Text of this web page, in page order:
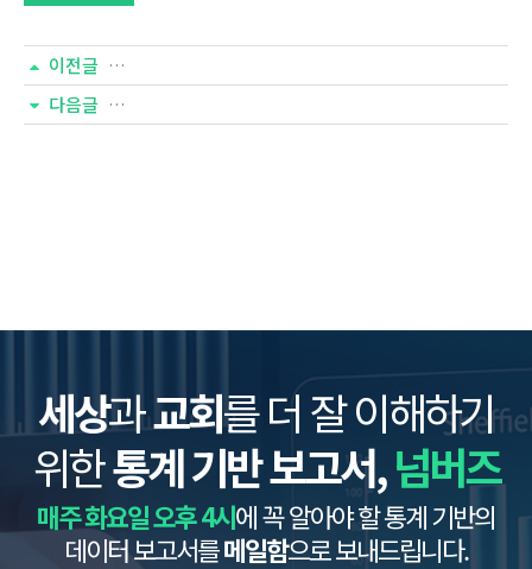
이전글 일반사회통계(297호) - 우리나라 가구당 가계 순자산
다음글 일반사회통계(296호) - 자녀 계획 인식
세상과교회를 더 잘 이해하기
위한통계 기반 보고서,넘버즈
매주 화요일 오후 4시에 꼭 알아야 할 통계 기반의
데이터 보고서를메일함으로 보내드립니다.